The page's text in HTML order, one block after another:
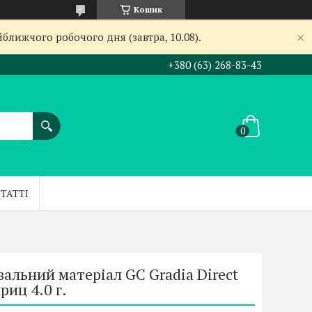
Кошик
робочого дня (завтра, 10.08).
+380 (63) 268-83-43
матеріал GC Gradia Direct
4.0 г.